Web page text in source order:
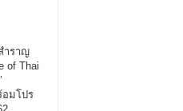
ำราญ
of Thai
มโปร